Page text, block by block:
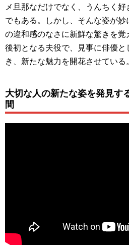
メ旦那なだけでなく、うんちく
でもある。しかし、そんな姿が
の違和感のなさに新鮮な驚きを
後初となる夫役で、見事に俳優と
き、新たな魅力を開花させている
大切な人の新たな姿を発見す
間